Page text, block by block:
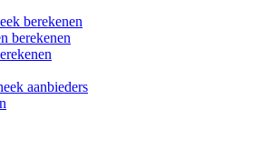
berekenen
berekenen
aanbieders